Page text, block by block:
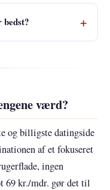
værd?
og billigste datingside
af et fokuseret
ingen
69 kr./mdr. gør det til